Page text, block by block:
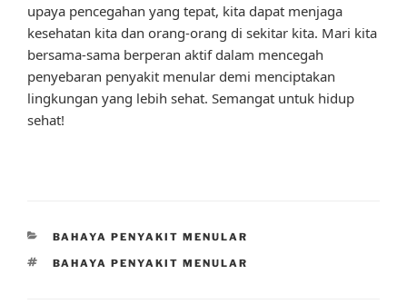
upaya pencegahan yang tepat, kita dapat menjaga
kesehatan kita dan orang-orang di sekitar kita. Mari kita
bersama-sama berperan aktif dalam mencegah
penyebaran penyakit menular demi menciptakan
lingkungan yang lebih sehat. Semangat untuk hidup
sehat!
CATEGORIES
BAHAYA PENYAKIT MENULAR
TAGS
BAHAYA PENYAKIT MENULAR